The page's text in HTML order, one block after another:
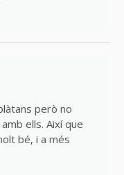
però no
ells. Així que
bé, i a més